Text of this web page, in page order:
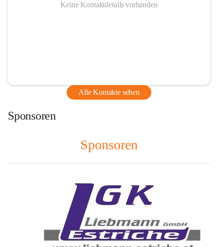
Keine Kontaktdetails vorhanden
Alle Kontakte sehen
Sponsoren
Sponsoren